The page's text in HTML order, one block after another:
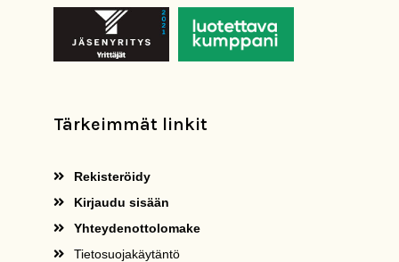
Tärkeimmät linkit
Rekisteröidy
Kirjaudu sisään
Yhteydenottolomake
Tietosuojakäytäntö